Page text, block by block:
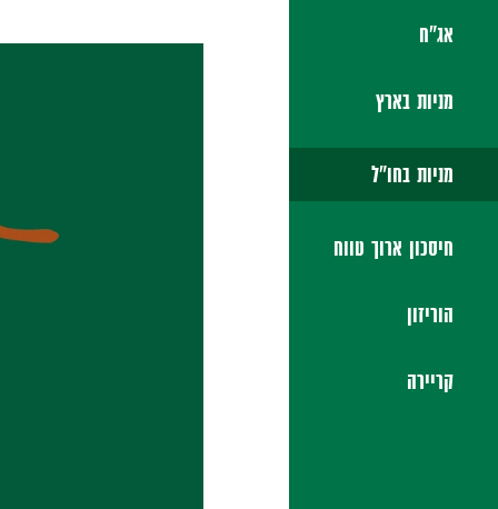
אג"ח
מניות בארץ
מניות בחו"ל
חיסכון ארוך טווח
הוריזון
קריירה